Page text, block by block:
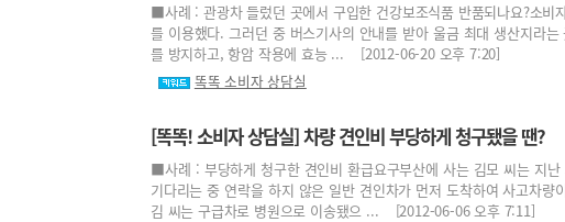
■사례 : 관광차 들렀던 곳에서 구입한 건강보조식품 반품되나요?소비
를 이용했다. 그러던 중 버스기사의 안내를 받아 울금 최대 생산지라
를 방지하고, 항암 작용에 효능 ... [2012-06-20 오후 7:20]
똑똑 소비자 상담실
[똑똑! 소비자 상담실] 차량 견인비 부당하게 청구됐을 땐?
■사례 : 부당하게 청구한 견인비 환급요구부산에 사는 김모 씨는 지
기다리는 중 연락을 하지 않은 일반 견인차가 먼저 도착하여 사고차
김 씨는 구급차로 병원으로 이송됐으 ... [2012-06-06 오후 7:11]